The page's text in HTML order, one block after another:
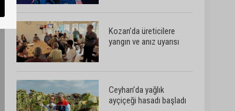
Kozan’da üreticilere
yangın ve anız uyarısı
Ceyhan’da yağlık
ayçiçeği hasadı başladı